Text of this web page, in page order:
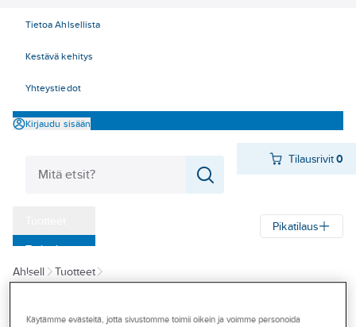
Tietoa Ahlsellista
Kestävä kehitys
Yhteystiedot
Kirjaudu sisään
Tilausrivit 0
‎Tarjoukset
Myymälät
Pikatilaus
Ahlsell
Tuotteet
Käytämme evästeitä, jotta sivustomme toimii oikein ja voimme personoida